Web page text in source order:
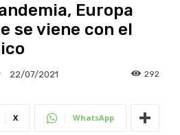
Europa
se viene con el
22/07/2021 292
X WhatsApp